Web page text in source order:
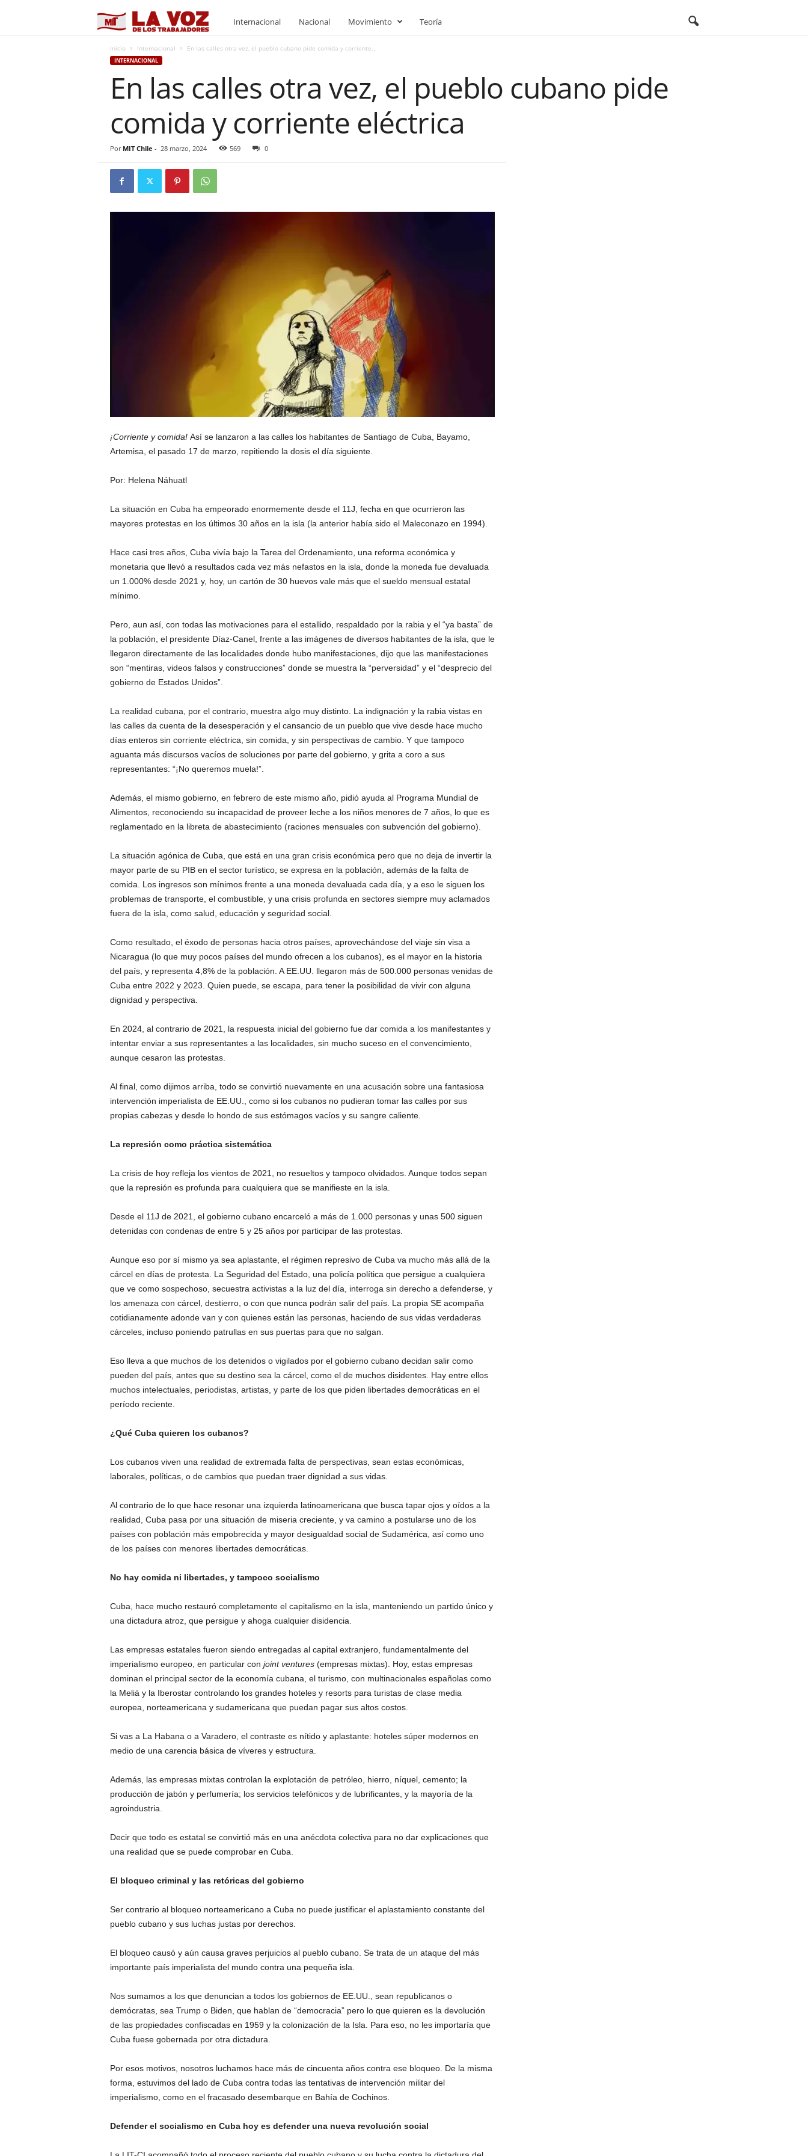
I
Internacional Nacional Movimiento Teoría
Inicio Internacional En las calles otra vez, el pueblo cubano pide comida y corriente...
INTERNACIONAL
En las calles otra vez, el pueblo cubano pide
comida y corriente eléctrica
Por MIT Chile - 28 marzo, 2024 569 0
¡Corriente y comida!Así se lanzaron a las calles los habitantes de Santiago de Cuba, Bayamo,
Artemisa, el pasado 17 de marzo, repitiendo la dosis el día siguiente.
Por: Helena Náhuatl
La situación en Cuba ha empeorado enormemente desde el 11J, fecha en que ocurrieron las
mayores protestas en los últimos 30 años en la isla (la anterior había sido el Maleconazo en 1994).
Hace casi tres años, Cuba vivía bajo la Tarea del Ordenamiento, una reforma económica y
monetaria que llevó a resultados cada vez más nefastos en la isla, donde la moneda fue devaluada
un 1.000% desde 2021 y, hoy, un cartón de 30 huevos vale más que el sueldo mensual estatal
mínimo.
Pero, aun así, con todas las motivaciones para el estallido, respaldado por la rabia y el “ya basta” de
la población, el presidente Díaz-Canel, frente a las imágenes de diversos habitantes de la isla, que le
llegaron directamente de las localidades donde hubo manifestaciones, dijo que las manifestaciones
son “mentiras, videos falsos y construcciones” donde se muestra la “perversidad” y el “desprecio del
gobierno de Estados Unidos”.
La realidad cubana, por el contrario, muestra algo muy distinto. La indignación y la rabia vistas en
las calles da cuenta de la desesperación y el cansancio de un pueblo que vive desde hace mucho
días enteros sin corriente eléctrica, sin comida, y sin perspectivas de cambio. Y que tampoco
aguanta más discursos vacíos de soluciones por parte del gobierno, y grita a coro a sus
representantes: “¡No queremos muela!”.
Además, el mismo gobierno, en febrero de este mismo año, pidió ayuda al Programa Mundial de
Alimentos, reconociendo su incapacidad de proveer leche a los niños menores de 7 años, lo que es
reglamentado en la libreta de abastecimiento (raciones mensuales con subvención del gobierno).
La situación agónica de Cuba, que está en una gran crisis económica pero que no deja de invertir la
mayor parte de su PIB en el sector turístico, se expresa en la población, además de la falta de
comida. Los ingresos son mínimos frente a una moneda devaluada cada día, y a eso le siguen los
problemas de transporte, el combustible, y una crisis profunda en sectores siempre muy aclamados
fuera de la isla, como salud, educación y seguridad social.
Como resultado, el éxodo de personas hacia otros países, aprovechándose del viaje sin visa a
Nicaragua (lo que muy pocos países del mundo ofrecen a los cubanos), es el mayor en la historia
del país, y representa 4,8% de la población. A EE.UU. llegaron más de 500.000 personas venidas de
Cuba entre 2022 y 2023. Quien puede, se escapa, para tener la posibilidad de vivir con alguna
dignidad y perspectiva.
En 2024, al contrario de 2021, la respuesta inicial del gobierno fue dar comida a los manifestantes y
intentar enviar a sus representantes a las localidades, sin mucho suceso en el convencimiento,
aunque cesaron las protestas.
Al final, como dijimos arriba, todo se convirtió nuevamente en una acusación sobre una fantasiosa
intervención imperialista de EE.UU., como si los cubanos no pudieran tomar las calles por sus
propias cabezas y desde lo hondo de sus estómagos vacíos y su sangre caliente.
La represión como práctica sistemática
La crisis de hoy refleja los vientos de 2021, no resueltos y tampoco olvidados. Aunque todos sepan
que la represión es profunda para cualquiera que se manifieste en la isla.
Desde el 11J de 2021, el gobierno cubano encarceló a más de 1.000 personas y unas 500 siguen
detenidas con condenas de entre 5 y 25 años por participar de las protestas.
Aunque eso por sí mismo ya sea aplastante, el régimen represivo de Cuba va mucho más allá de la
cárcel en días de protesta. La Seguridad del Estado, una policía política que persigue a cualquiera
que ve como sospechoso, secuestra activistas a la luz del día, interroga sin derecho a defenderse, y
los amenaza con cárcel, destierro, o con que nunca podrán salir del país. La propia SE acompaña
cotidianamente adonde van y con quienes están las personas, haciendo de sus vidas verdaderas
cárceles, incluso poniendo patrullas en sus puertas para que no salgan.
Eso lleva a que muchos de los detenidos o vigilados por el gobierno cubano decidan salir como
pueden del país, antes que su destino sea la cárcel, como el de muchos disidentes. Hay entre ellos
muchos intelectuales, periodistas, artistas, y parte de los que piden libertades democráticas en el
período reciente.
¿Qué Cuba quieren los cubanos?
Los cubanos viven una realidad de extremada falta de perspectivas, sean estas económicas,
laborales, políticas, o de cambios que puedan traer dignidad a sus vidas.
Al contrario de lo que hace resonar una izquierda latinoamericana que busca tapar ojos y oídos a la
realidad, Cuba pasa por una situación de miseria creciente, y va camino a postularse uno de los
países con población más empobrecida y mayor desigualdad social de Sudamérica, así como uno
de los países con menores libertades democráticas.
No hay comida ni libertades, y tampoco socialismo
Cuba, hace mucho restauró completamente el capitalismo en la isla, manteniendo un partido único y
una dictadura atroz, que persigue y ahoga cualquier disidencia.
Las empresas estatales fueron siendo entregadas al capital extranjero, fundamentalmente del
imperialismo europeo, en particular con joint ventures(empresas mixtas). Hoy, estas empresas
dominan el principal sector de la economía cubana, el turismo, con multinacionales españolas como
la Meliá y la Iberostar controlando los grandes hoteles y resorts para turistas de clase media
europea, norteamericana y sudamericana que puedan pagar sus altos costos.
Si vas a La Habana o a Varadero, el contraste es nítido y aplastante: hoteles súper modernos en
medio de una carencia básica de víveres y estructura.
Además, las empresas mixtas controlan la explotación de petróleo, hierro, níquel, cemento; la
producción de jabón y perfumería; los servicios telefónicos y de lubrificantes, y la mayoría de la
agroindustria.
Decir que todo es estatal se convirtió más en una anécdota colectiva para no dar explicaciones que
una realidad que se puede comprobar en Cuba.
El bloqueo criminal y las retóricas del gobierno
Ser contrario al bloqueo norteamericano a Cuba no puede justificar el aplastamiento constante del
pueblo cubano y sus luchas justas por derechos.
El bloqueo causó y aún causa graves perjuicios al pueblo cubano. Se trata de un ataque del más
importante país imperialista del mundo contra una pequeña isla.
Nos sumamos a los que denuncian a todos los gobiernos de EE.UU., sean republicanos o
demócratas, sea Trump o Biden, que hablan de “democracia” pero lo que quieren es la devolución
de las propiedades confiscadas en 1959 y la colonización de la Isla. Para eso, no les importaría que
Cuba fuese gobernada por otra dictadura.
Por esos motivos, nosotros luchamos hace más de cincuenta años contra ese bloqueo. De la misma
forma, estuvimos del lado de Cuba contra todas las tentativas de intervención militar del
imperialismo, como en el fracasado desembarque en Bahía de Cochinos.
Defender el socialismo en Cuba hoy es defender una nueva revolución social